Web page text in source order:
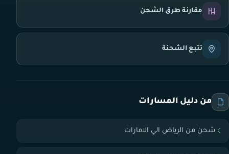
مقارنة طرق الشحن
تتبع الشحنة
من دليل المسارات
شحن من الرياض الي الامارات